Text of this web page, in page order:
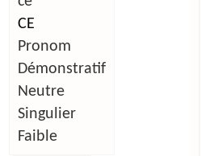
CE
Pronom
Démonstratif
Neutre
Singulier
Faible